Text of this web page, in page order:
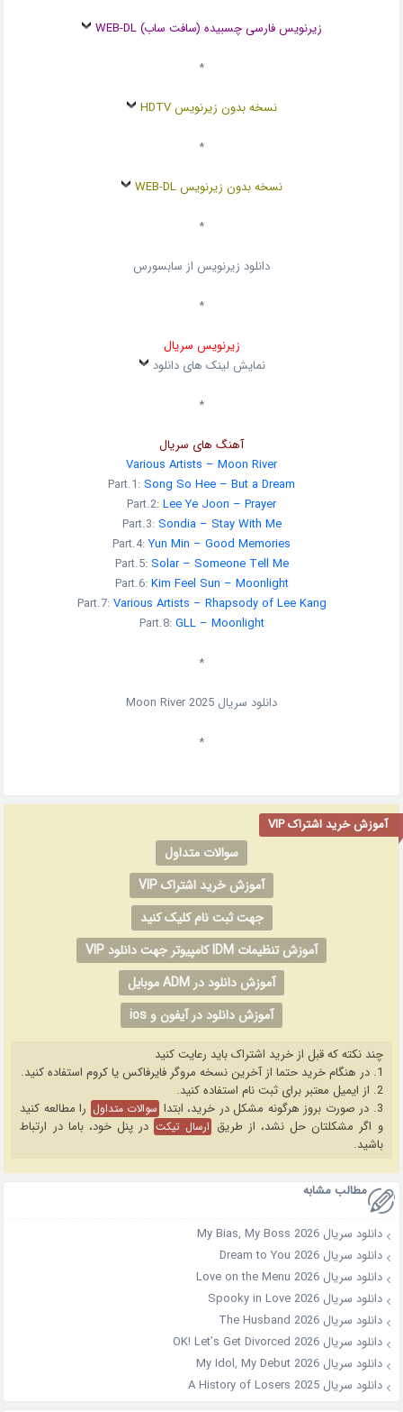
زیرنویس فارسی چسبیده (سافت ساب) WEB-DL
*
نسخه بدون زیرنویس HDTV
*
نسخه بدون زیرنویس WEB-DL
*
دانلود زیرنویس از سابسورس
*
زیرنویس سریال
نمایش لینک های دانلود
*
آهنگ های سریال
Various Artists – Moon River
Part.1:Song So Hee – But a Dream
Part.2:Lee Ye Joon – Prayer
Part.3:Sondia – Stay With Me
Part.4:Yun Min – Good Memories
Part.5:Solar – Someone Tell Me
Part.6:Kim Feel Sun – Moonlight
Part.7:Various Artists – Rhapsody of Lee Kang
Part.8:GLL – Moonlight
*
دانلود سریال Moon River 2025
*
آموزش خرید اشتراک VIP
سوالات متداول
آموزش خرید اشتراک VIP
جهت ثبت نام کلیک کنید
آموزش تنظیمات IDM کامپیوتر جهت دانلود VIP
آموزش دانلود در ADM موبایل
آموزش دانلود در آیفون و ios
چند نکته که قبل از خرید اشتراک باید رعایت کنید
1. در هنگام خرید حتما از آخرین نسخه مروگر فایرفاکس یا کروم استفاده کنید.
2. از ایمیل معتبر برای ثبت نام استفاده کنید.
3. در صورت بروز هرگونه مشکل در خرید، ابتدا
سوالات متداول را مطالعه کنید
و اگر مشکلتان حل نشد، از طریق ارسال تیکت در پنل خود، باما در ارتباط
باشید.
مطالب مشابه
دانلود سریال My Bias, My Boss 2026
دانلود سریال Dream to You 2026
دانلود سریال Love on the Menu 2026
دانلود سریال Spooky in Love 2026
دانلود سریال The Husband 2026
دانلود سریال OK! Let’s Get Divorced 2026
دانلود سریال My Idol, My Debut 2026
دانلود سریال A History of Losers 2025